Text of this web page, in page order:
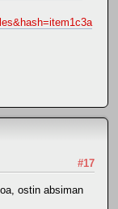
#17
ostin absiman